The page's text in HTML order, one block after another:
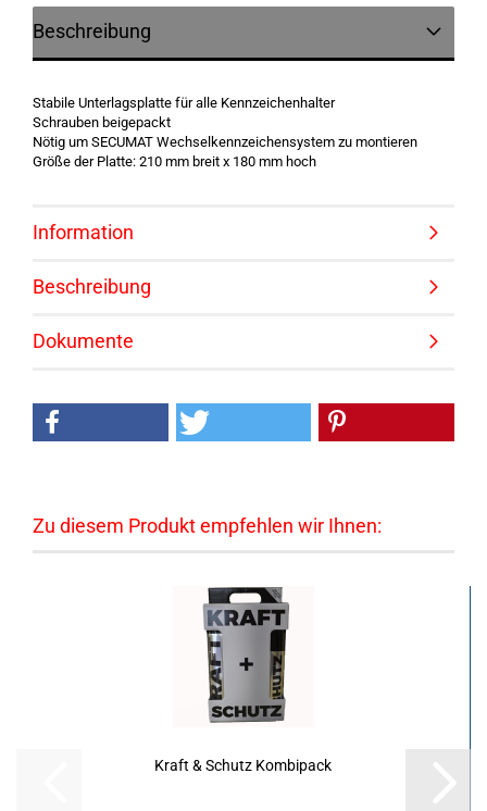
Beschreibung
Stabile Unterlagsplatte für alle Kennzeichenhalter
Schrauben beigepackt
Nötig um SECUMAT Wechselkennzeichensystem zu montieren
Größe der Platte: 210 mm breit x 180 mm hoch
Information
Beschreibung
Dokumente
Zu diesem Produkt empfehlen wir Ihnen:
Kraft & Schutz Kombipack